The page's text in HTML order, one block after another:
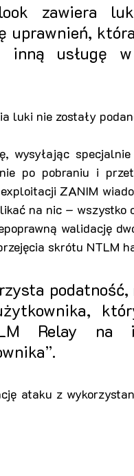
zawiera
uprawnień,
usługę
luki nie zostały
wysyłając
po pobraniu i
ZANIM
na nic – wszystko
walidację
skrótu NTLM
podatność,
Relay na
ataku z